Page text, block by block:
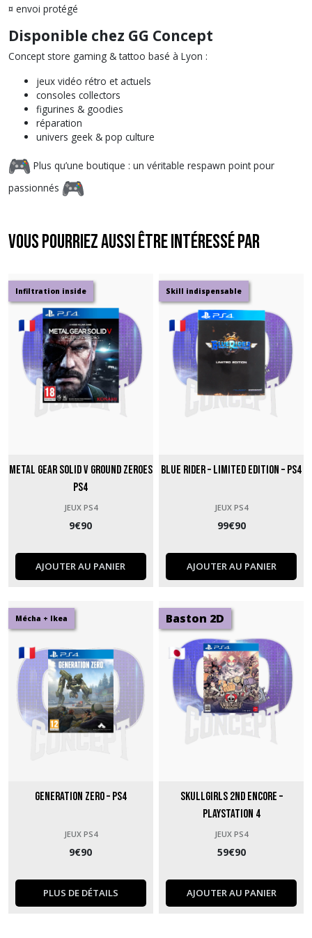
¤ envoi protégé
Disponible chez GG Concept
Concept store gaming & tattoo basé à Lyon :
jeux vidéo rétro et actuels
consoles collectors
figurines & goodies
réparation
univers geek & pop culture
Plus qu’une boutique : un véritable respawn point pour
passionnés
Vous pourriez aussi être intéressé par
Infiltration inside
Metal Gear Solid V Ground Zeroes
PS4
JEUX PS4
9€90
AJOUTER AU PANIER
Skill indispensable
Blue Rider – Limited Edition – PS4
JEUX PS4
99€90
AJOUTER AU PANIER
Mécha + Ikea
Generation Zero – PS4
JEUX PS4
9€90
PLUS DE DÉTAILS
Baston 2D
Skullgirls 2nd Encore –
PlayStation 4
JEUX PS4
59€90
AJOUTER AU PANIER